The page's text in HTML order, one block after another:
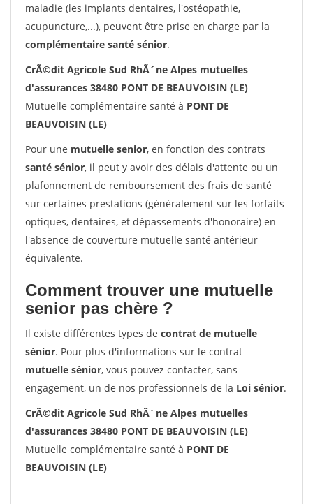
maladie (les implants dentaires, l'ostéopathie,
acupuncture,...), peuvent être prise en charge par la
complémentaire santé sénior.
CrÃ©dit Agricole Sud RhÃ´ne Alpes mutuelles
d'assurances 38480 PONT DE BEAUVOISIN (LE)
Mutuelle complémentaire santé à PONT DE
BEAUVOISIN (LE)
Pour une mutuelle senior, en fonction des contrats
santé sénior, il peut y avoir des délais d'attente ou un
plafonnement de remboursement des frais de santé
sur certaines prestations (généralement sur les forfaits
optiques, dentaires, et dépassements d'honoraire) en
l'absence de couverture mutuelle santé antérieur
équivalente.
Comment trouver une mutuelle
senior pas chère ?
Il existe différentes types de contrat de mutuelle
sénior. Pour plus d'informations sur le contrat
mutuelle sénior, vous pouvez contacter, sans
engagement, un de nos professionnels de la Loi sénior.
CrÃ©dit Agricole Sud RhÃ´ne Alpes mutuelles
d'assurances 38480 PONT DE BEAUVOISIN (LE)
Mutuelle complémentaire santé à PONT DE
BEAUVOISIN (LE)